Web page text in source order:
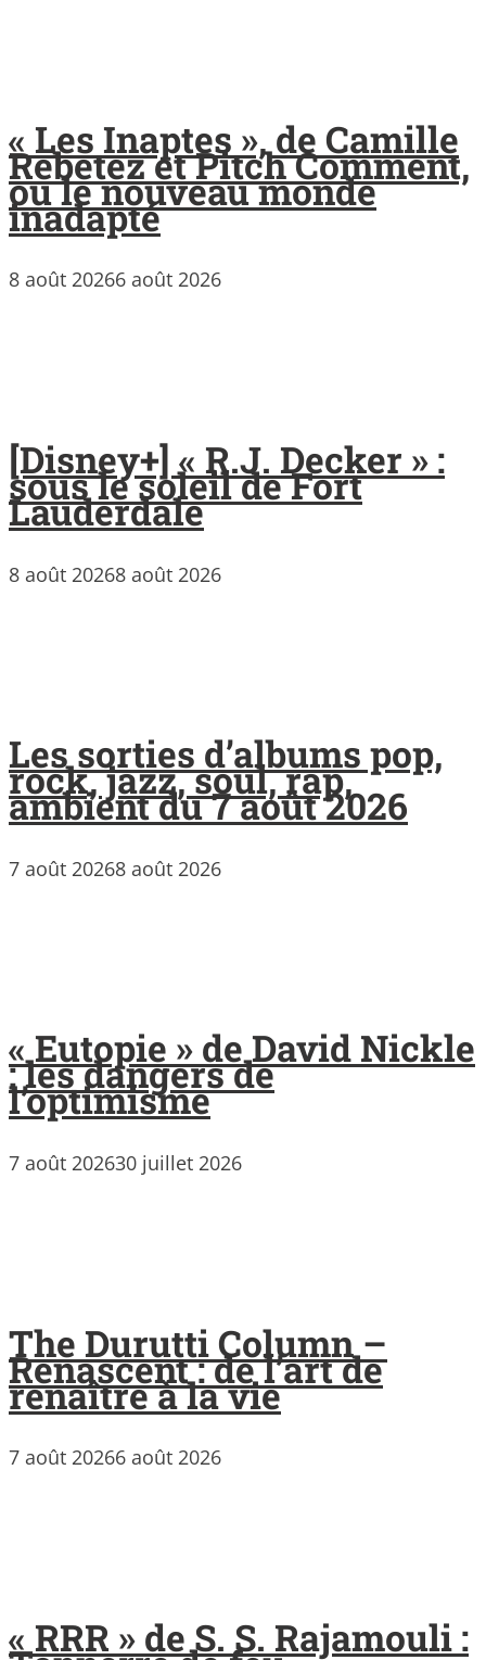
« Les Inaptes », de Camille
Rebetez et Pitch Comment,
ou le nouveau monde
inadapté
8 août 20266 août 2026
[Disney+] « R.J. Decker » :
sous le soleil de Fort
Lauderdale
8 août 20268 août 2026
Les sorties d’albums pop,
rock, jazz, soul, rap,
ambient du 7 août 2026
7 août 20268 août 2026
« Eutopie » de David Nickle
: les dangers de
l’optimisme
7 août 202630 juillet 2026
The Durutti Column –
Renascent : de l’art de
renaître à la vie
7 août 20266 août 2026
« RRR » de S. S. Rajamouli :